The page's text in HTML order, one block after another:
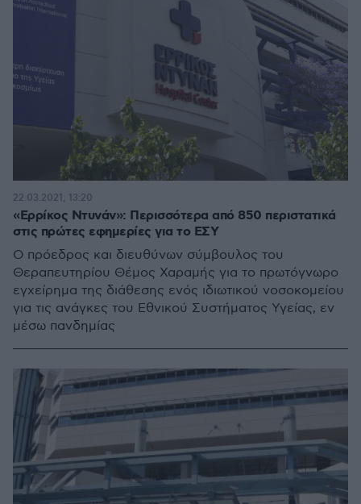
«Ερρίκος Ντυνάν»: Περισσότερα από 850 περιστατικά
στις πρώτες εφημερίες για το ΕΣΥ
Ο πρόεδρος και διευθύνων σύμβουλος του
Θεραπευτηρίου Θέμος Χαραμής για το πρωτόγνωρο
εγχείρημα της διάθεσης ενός ιδιωτικού νοσοκομείου
για τις ανάγκες του Εθνικού Συστήματος Υγείας, εν
μέσω πανδημίας
22.03.2021, 13:20